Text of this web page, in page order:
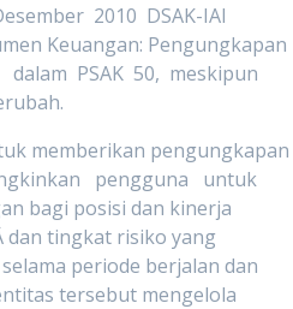
2010 DSAK-IAI
Keuangan: Pengungkapan
PSAK 50, meskipun
memberikan pengungkapan
pengguna untuk
bagi posisi dan kinerja
tingkat risiko yang
periode berjalan dan
tersebut mengelola